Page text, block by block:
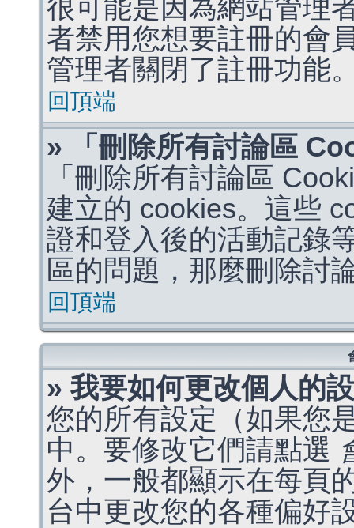
很可能是因為網站管理
者禁用您想要註冊的會
管理者關閉了註冊功能
回頂端
» 「刪除所有討論區
「刪除所有討論區
建立的 cookies。這些
證和登入後的活動記錄
區的問題，那麼刪除討
回頂端
» 我要如何更改個人的
您的所有設定（如果您
中。要修改它們請點選
外，一般都顯示在每頁
台中更改您的各種偏好